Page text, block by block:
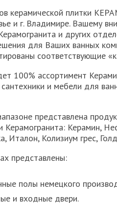
керамической плитки
и г. Владимире. Вашему
и других
для Ваших ванных
соответствующие
100% ассортимент
сантехники и мебели для
представлена
Керамогранита: Керамин,
Италон, Колизиум грес,
представлены:
полы немецкого
и входные двери.